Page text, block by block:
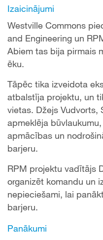
Izaicinājumi
Westville Commons
and Engineering un
Abiem tas bija pirmais
ēku.
Tāpēc tika izveidota
atbalstīja projektu, un
vietas. Džejs Vudvorts,
apmeklēja
apmācības un
barjeru.
RPM projektu vadītājs
organizēt komandu un
nepieciešami, lai
barjeru.
Panākumi